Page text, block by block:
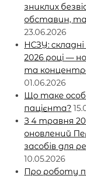
зниклих
обставин, та
23.06.2026
НСЗУ: складні
2026 році —
та
01.06.2026
Що таке
пацієнта?
З 4 травня
оновлений
засобів для
10.05.2026
Про роботу